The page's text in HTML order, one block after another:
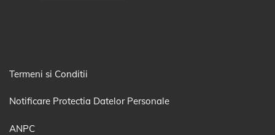
Termeni si Conditii
Notificare Protectia Datelor Personale
ANPC